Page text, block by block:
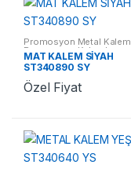
Promosyon Metal Kalem
Promosyon Kalemler
MAT KALEM SİYAH
ST340890 SY
Özel Fiyat